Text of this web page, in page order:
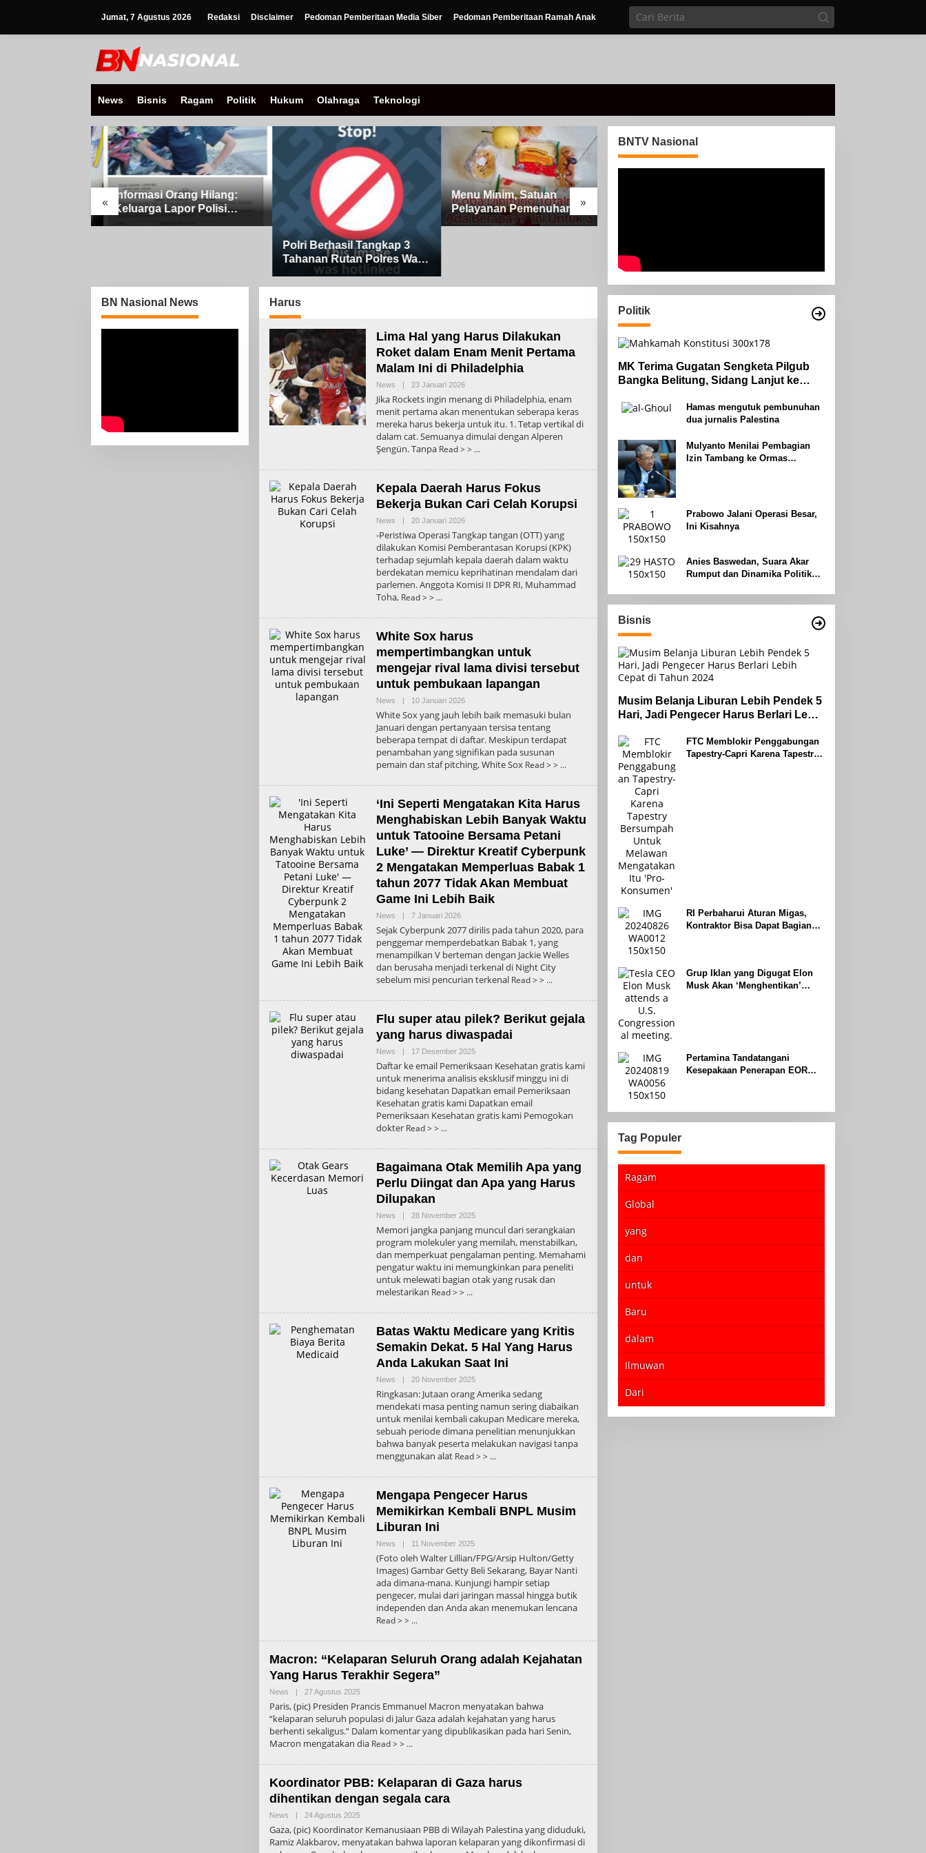
Jumat, 7 Agustus 2026 Redaksi Disclaimer Pedoman Pemberitaan Media Siber Pedoman Pemberitaan Ramah Anak
News Bisnis Ragam Politik Hukum Olahraga Teknologi
« »
Informasi Orang Hilang:
Keluarga Lapor Polisi
Polri Berhasil Tangkap 3
Tahanan Rutan Polres Way
Menu Minim, Satuan
Pelayanan Pemenuhan Gizi
(SPPG) Kecamatan Banjit
Berpeluang Menjalankan
Ibadah Puasa Dalam
Kondisi Banjir
BN Nasional News Harus
Lima Hal yang Harus Dilakukan
Roket dalam Enam Menit Pertama
Malam Ini di Philadelphia
News | 23 Januari 2026Oleh
Jika Rockets ingin menang di Philadelphia, enam
menit pertama akan menentukan seberapa keras
mereka harus bekerja untuk itu. 1. Tetap vertikal di
dalam cat. Semuanya dimulai dengan Alperen
Şengün. Tanpa Read > >
Kepala Daerah Harus Fokus
Bekerja Bukan Cari Celah Korupsi
News | 20 Januari 2026Oleh
-Peristiwa Operasi Tangkap tangan (OTT) yang
dilakukan Komisi Pemberantasan Korupsi (KPK)
terhadap sejumlah kepala daerah dalam waktu
berdekatan memicu keprihatinan mendalam dari
parlemen. Anggota Komisi II DPR RI, Muhammad
Toha, Read > >
White Sox harus
mempertimbangkan untuk
mengejar rival lama divisi tersebut
untuk pembukaan lapangan
News | 10 Januari 2026Oleh
White Sox yang jauh lebih baik memasuki bulan
Januari dengan pertanyaan tersisa tentang
beberapa tempat di daftar. Meskipun terdapat
penambahan yang signifikan pada susunan
pemain dan staf pitching, White Sox Read > >
‘Ini Seperti Mengatakan Kita Harus
Menghabiskan Lebih Banyak Waktu
untuk Tatooine Bersama Petani
Luke’ — Direktur Kreatif Cyberpunk
2 Mengatakan Memperluas Babak 1
tahun 2077 Tidak Akan Membuat
Game Ini Lebih Baik
News | 7 Januari 2026Oleh
Sejak Cyberpunk 2077 dirilis pada tahun 2020, para
penggemar memperdebatkan Babak 1, yang
menampilkan V berteman dengan Jackie Welles
dan berusaha menjadi terkenal di Night City
sebelum misi pencurian terkenal Read > >
Flu super atau pilek? Berikut gejala
yang harus diwaspadai
News | 17 Desember 2025Oleh
Daftar ke email Pemeriksaan Kesehatan gratis kami
untuk menerima analisis eksklusif minggu ini di
bidang kesehatan Dapatkan email Pemeriksaan
Kesehatan gratis kami Dapatkan email
Pemeriksaan Kesehatan gratis kami Pemogokan
dokter Read > >
Bagaimana Otak Memilih Apa yang
Perlu Diingat dan Apa yang Harus
Dilupakan
News | 28 November 2025Oleh
Memori jangka panjang muncul dari serangkaian
program molekuler yang memilah, menstabilkan,
dan memperkuat pengalaman penting. Memahami
pengatur waktu ini memungkinkan para peneliti
untuk melewati bagian otak yang rusak dan
melestarikan Read > >
Batas Waktu Medicare yang Kritis
Semakin Dekat. 5 Hal Yang Harus
Anda Lakukan Saat Ini
News | 20 November 2025Oleh
Ringkasan: Jutaan orang Amerika sedang
mendekati masa penting namun sering diabaikan
untuk menilai kembali cakupan Medicare mereka,
sebuah periode dimana penelitian menunjukkan
bahwa banyak peserta melakukan navigasi tanpa
menggunakan alat Read > >
Mengapa Pengecer Harus
Memikirkan Kembali BNPL Musim
Liburan Ini
News | 11 November 2025Oleh
(Foto oleh Walter Lillian/FPG/Arsip Hulton/Getty
Images) Gambar Getty Beli Sekarang, Bayar Nanti
ada dimana-mana. Kunjungi hampir setiap
pengecer, mulai dari jaringan massal hingga butik
independen dan Anda akan menemukan lencana
Read > >
Macron: “Kelaparan Seluruh Orang adalah Kejahatan
Yang Harus Terakhir Segera”
News | 27 Agustus 2025Oleh
Paris, (pic) Presiden Prancis Emmanuel Macron menyatakan bahwa
“kelaparan seluruh populasi di Jalur Gaza adalah kejahatan yang harus
berhenti sekaligus.” Dalam komentar yang dipublikasikan pada hari Senin,
Macron mengatakan dia Read > >
Koordinator PBB: Kelaparan di Gaza harus
dihentikan dengan segala cara
News | 24 Agustus 2025Oleh
Gaza, (pic) Koordinator Kemanusiaan PBB di Wilayah Palestina yang diduduki,
Ramiz Alakbarov, menyatakan bahwa laporan kelaparan yang dikonfirmasi di
BNTV Nasional
Politik
MK Terima Gugatan Sengketa Pilgub
Bangka Belitung, Sidang Lanjut ke
Hamas mengutuk pembunuhan
dua jurnalis Palestina
Mulyanto Menilai Pembagian
Izin Tambang ke Ormas
Prabowo Jalani Operasi Besar,
Ini Kisahnya
Anies Baswedan, Suara Akar
Rumput dan Dinamika Politik
Bisnis
Musim Belanja Liburan Lebih Pendek 5
Hari, Jadi Pengecer Harus Berlari Lebih
FTC Memblokir Penggabungan
Tapestry-Capri Karena Tapestry
RI Perbaharui Aturan Migas,
Kontraktor Bisa Dapat Bagian
Grup Iklan yang Digugat Elon
Musk Akan ‘Menghentikan’
Pertamina Tandatangani
Kesepakaan Penerapan EOR
Tag Populer
Ragam
Global
yang
dan
untuk
Baru
dalam
Ilmuwan
Dari